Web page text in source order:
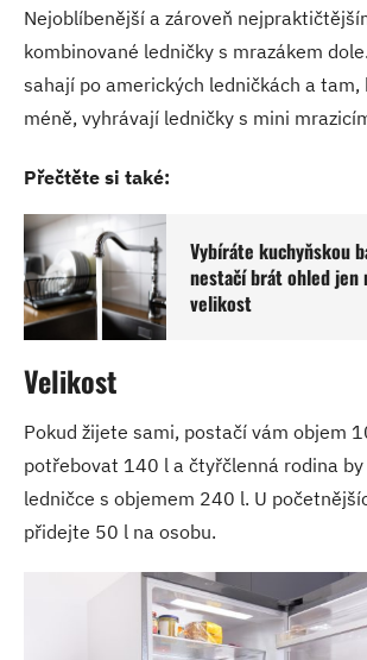
Nejoblíbenější a zároveň
kombinované ledničky s mrazákem
sahají po amerických ledničkách a tam,
méně, vyhrávají ledničky s mini
Přečtěte si také:
Vybíráte kuchyňskou
nestačí brát ohled jen
velikost
Velikost
Pokud žijete sami, postačí vám objem
potřebovat 140 l a čtyřčlenná rodina
ledničce s objemem 240 l. U
přidejte 50 l na osobu.